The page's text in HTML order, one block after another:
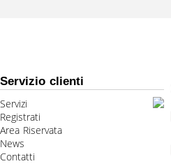
Servizio clienti
Servizi
Registrati
Area Riservata
News
Contatti